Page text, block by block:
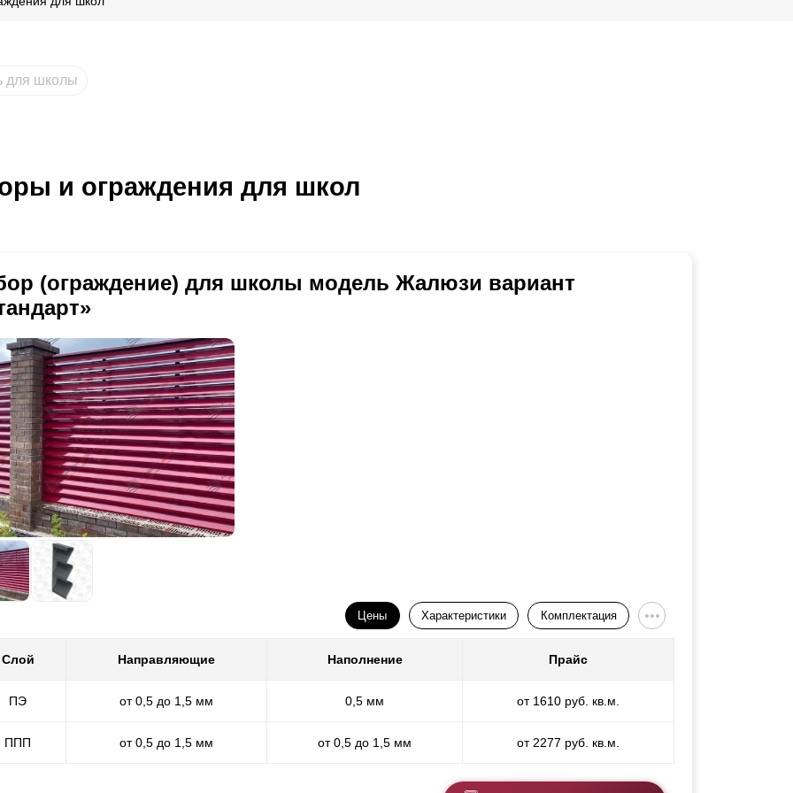
для школы
и ограждения для школ
(ограждение) для школы модель Жалюзи вариант
Цены Характеристики Комплектация
Слой Направляющие Наполнение Прайс
ПЭ от 0,5 до 1,5 мм 0,5 мм от 1610 руб. кв.м.
ППП от 0,5 до 1,5 мм от 0,5 до 1,5 мм от 2277 руб. кв.м.